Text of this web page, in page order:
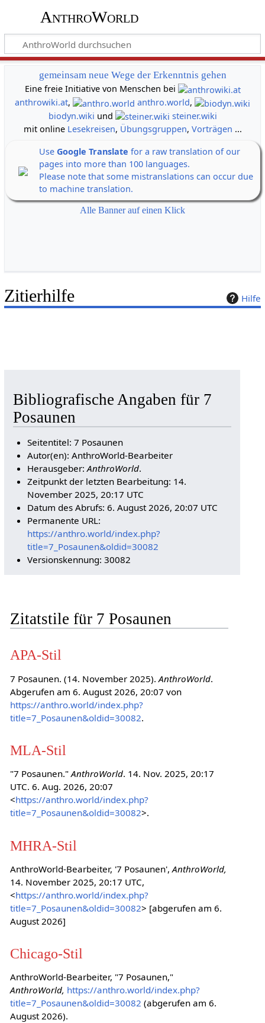
AnthroWorld
gemeinsam neue Wege der Erkenntnis gehen
Eine freie Initiative von Menschen bei
anthrowiki.at, anthro.world,
biodyn.wiki und
steiner.wiki
mit online Lesekreisen, Übungsgruppen, Vorträgen ...
Use Google Translate for a raw translation of our
pages into more than 100 languages.
Please note that some mistranslations can occur due
to machine translation.
Alle Banner auf einen Klick
Hilfe
Zitierhilfe
Bibliografische Angaben für 7
Posaunen
Seitentitel: 7 Posaunen
Autor(en): AnthroWorld-Bearbeiter
Herausgeber:AnthroWorld.
Zeitpunkt der letzten Bearbeitung: 14.
November 2025, 20:17 UTC
Datum des Abrufs: 6. August 2026, 20:07 UTC
Permanente URL:
https://anthro.world/index.php?
title=7_Posaunen&oldid=30082
Versionskennung: 30082
Zitatstile für 7 Posaunen
APA-Stil
7 Posaunen. (14. November 2025). AnthroWorld.
Abgerufen am 6. August 2026, 20:07 von
https://anthro.world/index.php?
title=7_Posaunen&oldid=30082.
MLA-Stil
"7 Posaunen."AnthroWorld. 14. Nov. 2025, 20:17
UTC. 6. Aug. 2026, 20:07
<https://anthro.world/index.php?
title=7_Posaunen&oldid=30082>.
MHRA-Stil
AnthroWorld-Bearbeiter, '7 Posaunen', AnthroWorld,
14. November 2025, 20:17 UTC,
<https://anthro.world/index.php?
title=7_Posaunen&oldid=30082> [abgerufen am 6.
August 2026]
Chicago-Stil
AnthroWorld-Bearbeiter, "7 Posaunen,"
AnthroWorld, https://anthro.world/index.php?
title=7_Posaunen&oldid=30082 (abgerufen am 6.
August 2026).